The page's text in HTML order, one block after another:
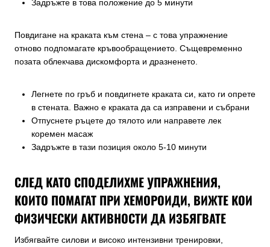
Задръжте в това положение до 5 минути
Повдигане на краката към стена – с това упражнение
отново подпомагате кръвообращението. Същевременно
позата облекчава дискомфорта и дразненето.
Легнете по гръб и повдигнете краката си, като ги опрете
в стената. Важно е краката да са изправени и събрани
Отпуснете ръцете до тялото или направете лек
коремен масаж
Задръжте в тази позиция около 5-10 минути
СЛЕД КАТО СПОДЕЛИХМЕ УПРАЖНЕНИЯ,
КОИТО ПОМАГАТ ПРИ ХЕМОРОИДИ, ВИЖТЕ КОИ
ФИЗИЧЕСКИ АКТИВНОСТИ ДА ИЗБЯГВАТЕ
Избягвайте силови и високо интензивни тренировки,